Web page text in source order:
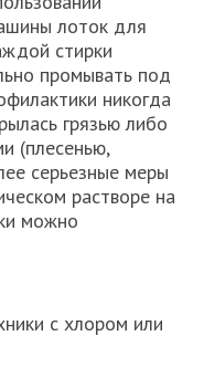
лоток для
стирки
промывать под
никогда
грязью либо
(плесенью,
серьезные меры
растворе на
можно
с хлором или